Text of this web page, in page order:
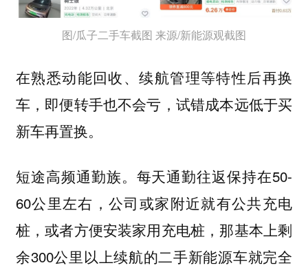
图/瓜子二手车截图 来源/新能源观截图
在熟悉动能回收、续航管理等特性后再换
车，即便转手也不会亏，试错成本远低于买
新车再置换。
短途高频通勤族。 每天通勤往返保持在50-
60公里左右，公司或家附近就有公共充电
桩，或者方便安装家用充电桩，那基本上剩
余300公里以上续航的二手新能源车就完全